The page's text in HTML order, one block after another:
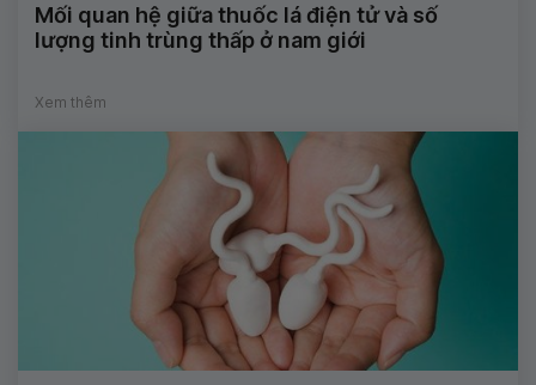
Mối quan hệ giữa thuốc lá điện tử và số
lượng tinh trùng thấp ở nam giới
Xem thêm